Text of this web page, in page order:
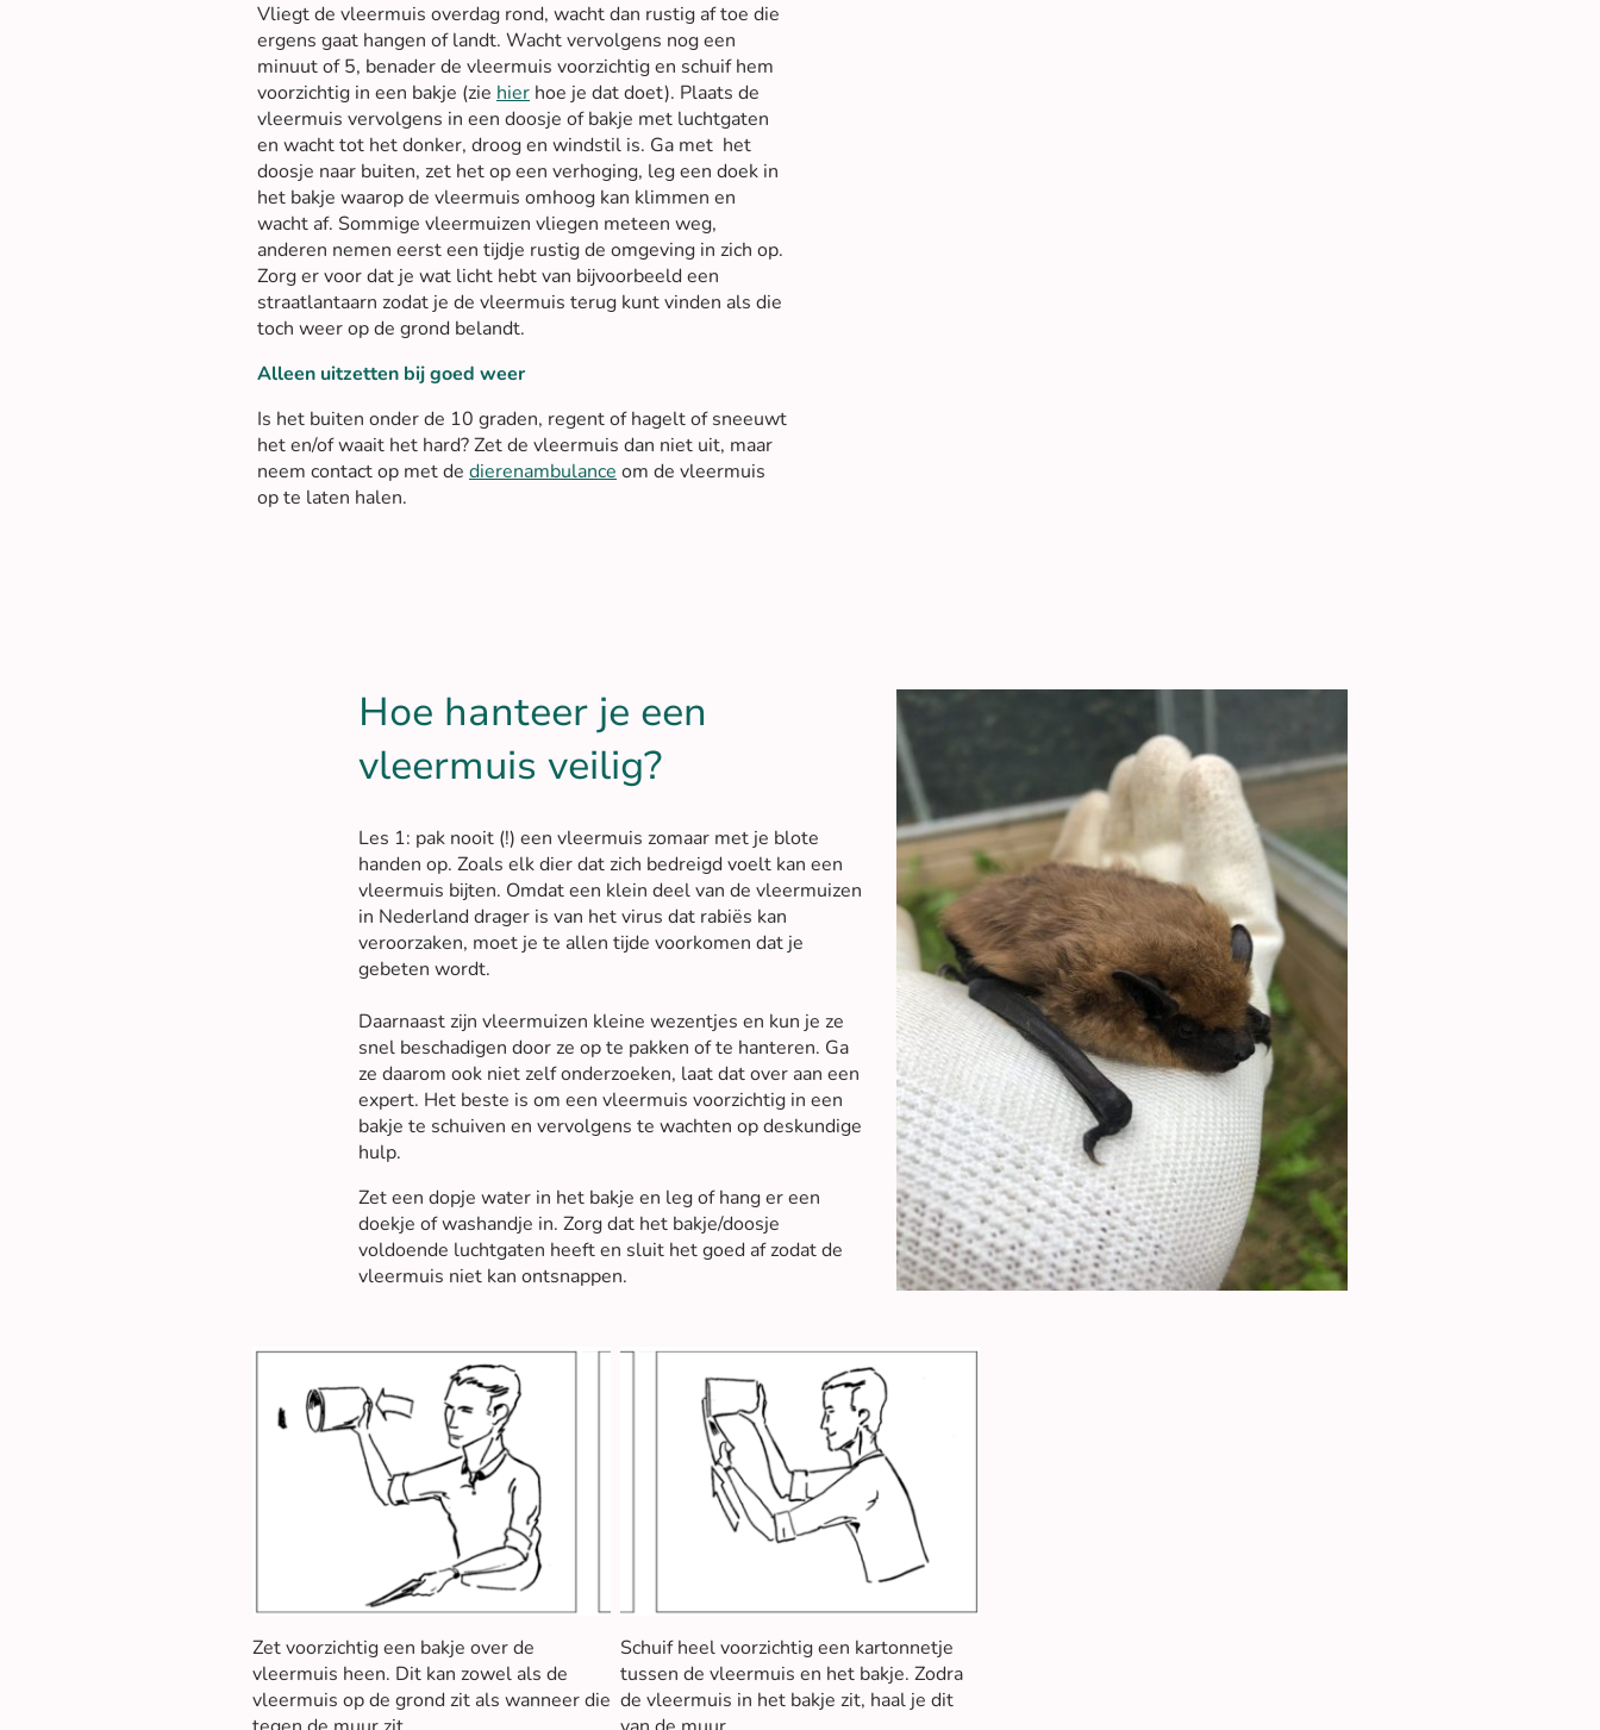
Vliegt de vleermuis overdag rond, wacht dan rustig af toe die
ergens gaat hangen of landt. Wacht vervolgens nog een
minuut of 5, benader de vleermuis voorzichtig en schuif hem
voorzichtig in een bakje (zie hier hoe je dat doet). Plaats de
vleermuis vervolgens in een doosje of bakje met luchtgaten
en wacht tot het donker, droog en windstil is. Ga met het
doosje naar buiten, zet het op een verhoging, leg een doek in
het bakje waarop de vleermuis omhoog kan klimmen en
wacht af. Sommige vleermuizen vliegen meteen weg,
anderen nemen eerst een tijdje rustig de omgeving in zich op.
Zorg er voor dat je wat licht hebt van bijvoorbeeld een
straatlantaarn zodat je de vleermuis terug kunt vinden als die
toch weer op de grond belandt.
Alleen uitzetten bij goed weer
Is het buiten onder de 10 graden, regent of hagelt of sneeuwt
het en/of waait het hard? Zet de vleermuis dan niet uit, maar
neem contact op met de dierenambulance om de vleermuis
op te laten halen.
Hoe hanteer je een
vleermuis veilig?
Les 1: pak nooit (!) een vleermuis zomaar met je blote
handen op. Zoals elk dier dat zich bedreigd voelt kan een
vleermuis bijten. Omdat een klein deel van de vleermuizen
in Nederland drager is van het virus dat rabiës kan
veroorzaken, moet je te allen tijde voorkomen dat je
gebeten wordt.
Daarnaast zijn vleermuizen kleine wezentjes en kun je ze
snel beschadigen door ze op te pakken of te hanteren. Ga
ze daarom ook niet zelf onderzoeken, laat dat over aan een
expert. Het beste is om een vleermuis voorzichtig in een
bakje te schuiven en vervolgens te wachten op deskundige
hulp.
Zet een dopje water in het bakje en leg of hang er een
doekje of washandje in. Zorg dat het bakje/doosje
voldoende luchtgaten heeft en sluit het goed af zodat de
vleermuis niet kan ontsnappen.
Zet voorzichtig een bakje over de
vleermuis heen. Dit kan zowel als de
vleermuis op de grond zit als wanneer die
Schuif heel voorzichtig een kartonnetje
tussen de vleermuis en het bakje. Zodra
de vleermuis in het bakje zit, haal je dit